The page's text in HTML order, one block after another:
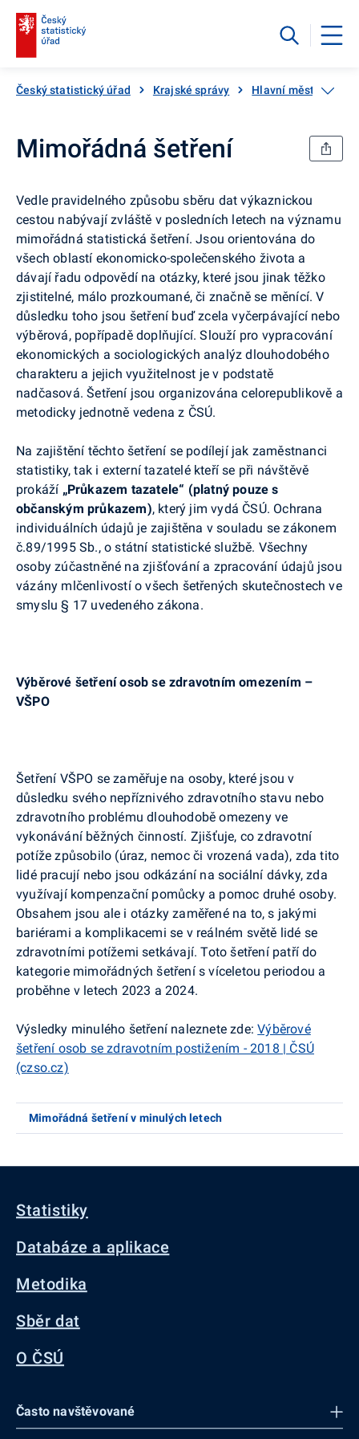
Český statistický úřad Krajské správy Hlavní město Praha
Mimořádná šetření
Vedle pravidelného způsobu sběru dat výkaznickou
cestou nabývají zvláště v posledních letech na významu
mimořádná statistická šetření. Jsou orientována do
všech oblastí ekonomicko-společenského života a
dávají řadu odpovědí na otázky, které jsou jinak těžko
zjistitelné, málo prozkoumané, či značně se měnící. V
důsledku toho jsou šetření buď zcela vyčerpávající nebo
výběrová, popřípadě doplňující. Slouží pro vypracování
ekonomických a sociologických analýz dlouhodobého
charakteru a jejich využitelnost je v podstatě
nadčasová. Šetření jsou organizována celorepublikově a
metodicky jednotně vedena z ČSÚ.
Na zajištění těchto šetření se podílejí jak zaměstnanci
statistiky, tak i externí tazatelé kteří se při návštěvě
prokáží „Průkazem tazatele“ (platný pouze s
občanským průkazem), který jim vydá ČSÚ. Ochrana
individuálních údajů je zajištěna v souladu se zákonem
č.89/1995 Sb., o státní statistické službě. Všechny
osoby zúčastněné na zjišťování a zpracování údajů jsou
vázány mlčenlivostí o všech šetřených skutečnostech ve
smyslu § 17 uvedeného zákona.
Výběrové šetření osob se zdravotním omezením –
VŠPO
Šetření VŠPO se zaměřuje na osoby, které jsou v
důsledku svého nepříznivého zdravotního stavu nebo
zdravotního problému dlouhodobě omezeny ve
vykonávání běžných činností. Zjišťuje, co zdravotní
potíže způsobilo (úraz, nemoc či vrozená vada), zda tito
lidé pracují nebo jsou odkázání na sociální dávky, zda
využívají kompenzační pomůcky a pomoc druhé osoby.
Obsahem jsou ale i otázky zaměřené na to, s jakými
bariérami a komplikacemi se v reálném světě lidé se
zdravotními potížemi setkávají. Toto šetření patří do
kategorie mimořádných šetření s víceletou periodou a
proběhne v letech 2023 a 2024.
Výsledky minulého šetření naleznete zde:Výběrové
šetření osob se zdravotním postižením - 2018 | ČSÚ
(czso.cz)
Mimořádná šetření v minulých letech
Statistiky
Databáze a aplikace
Metodika
Sběr dat
O ČSÚ
Často navštěvované